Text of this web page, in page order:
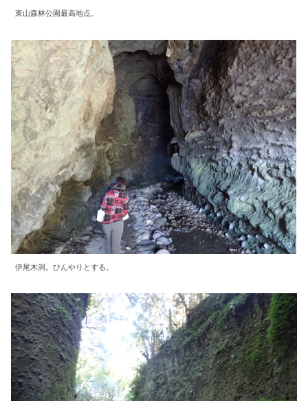
東山森林公園最高地点。
伊尾木洞。ひんやりとする。